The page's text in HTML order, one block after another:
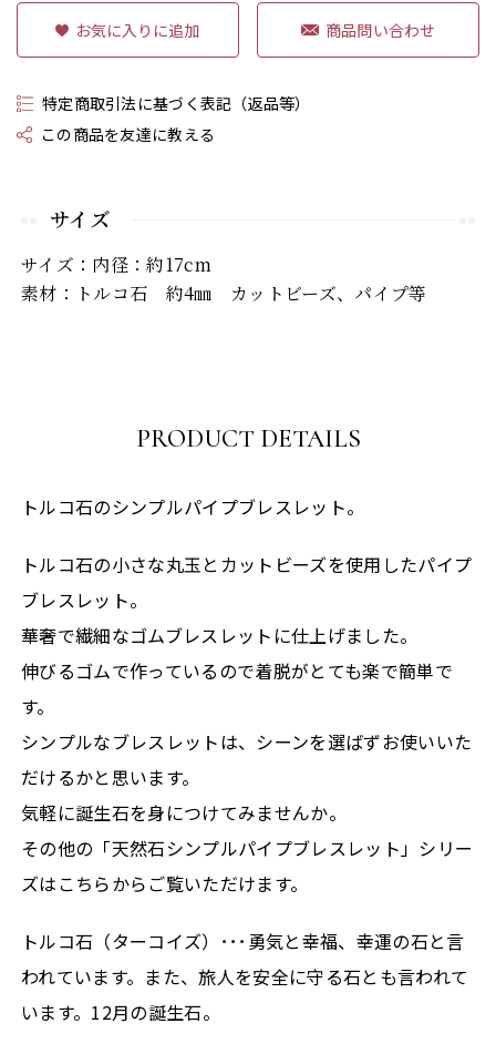
商品問い合わせ
特定商取引法に基づく表記（返品等）
この商品を友達に教える
サイズ
サイズ：内径：約17cm
素材：トルコ石 約4㎜ カットビーズ、パイプ等
PRODUCT DETAILS
トルコ石のシンプルパイプブレスレット。
トルコ石の小さな丸玉とカットビーズを使用したパイプ
ブレスレット。
華奢で繊細なゴムブレスレットに仕上げました。
伸びるゴムで作っているので着脱がとても楽で簡単で
す。
シンプルなブレスレットは、シーンを選ばずお使いいた
だけるかと思います。
気軽に誕生石を身につけてみませんか。
その他の「天然石シンプルパイプブレスレット」シリー
ズはこちらからご覧いただけます。
トルコ石（ターコイズ）･･･勇気と幸福、幸運の石と言
われています。また、旅人を安全に守る石とも言われて
います。12月の誕生石。